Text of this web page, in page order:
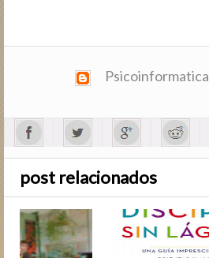
Psicoinformatica
post relacionados